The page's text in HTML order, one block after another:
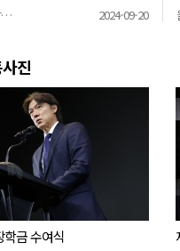
…
2024-09-20
진
금 수여식